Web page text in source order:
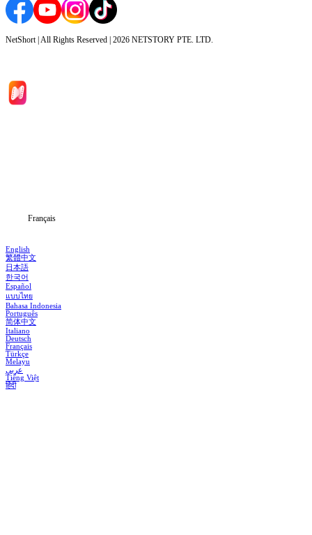
NetShort | All Rights Reserved | 2026 NETSTORY PTE. LTD.
Français
English
繁體中文
日本語
한국어
Español
แบบไทย
Bahasa Indonesia
Português
简体中文
Italiano
Deutsch
Français
Türkçe
Melayu
عربي
Tiếng Việt
हिंदी